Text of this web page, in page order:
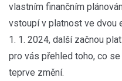
vlastním finančním
vstoupí v platnost ve dvou
1. 1. 2024, další začnou
pro vás přehled toho, co
teprve změní.